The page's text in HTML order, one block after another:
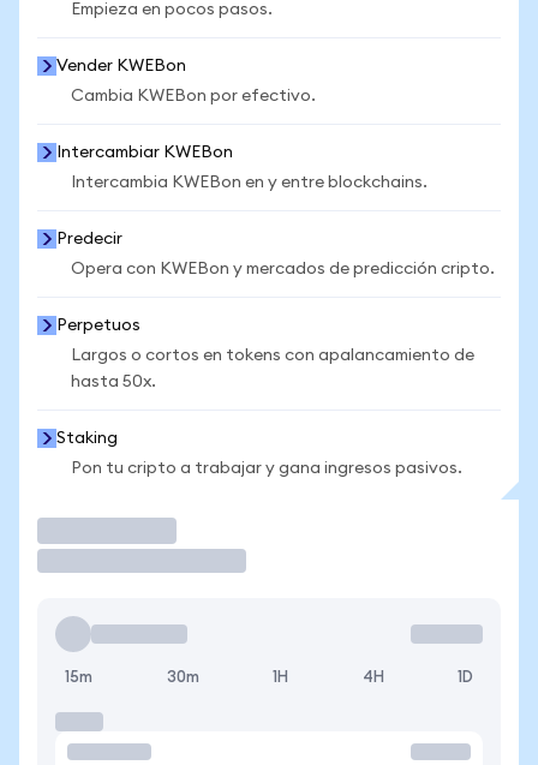
Empieza en pocos pasos.
Vender KWEBon
Cambia KWEBon por efectivo.
Intercambiar KWEBon
Intercambia KWEBon en y entre blockchains.
Predecir
Opera con KWEBon y mercados de predicción cripto.
Perpetuos
Largos o cortos en tokens con apalancamiento de
hasta 50x.
Staking
Pon tu cripto a trabajar y gana ingresos pasivos.
15m 30m 1H 4H 1D